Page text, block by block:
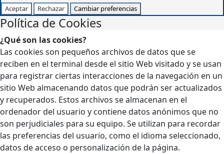
Aceptar Rechazar Cambiar preferencias
Política de Cookies
¿Qué son las cookies?
Las cookies son pequeños archivos de datos que se
reciben en el terminal desde el sitio Web visitado y se usan
para registrar ciertas interacciones de la navegación en un
sitio Web almacenando datos que podrán ser actualizados
y recuperados. Estos archivos se almacenan en el
ordenador del usuario y contiene datos anónimos que no
son perjudiciales para su equipo. Se utilizan para recordar
las preferencias del usuario, como el idioma seleccionado,
datos de acceso o personalización de la página.